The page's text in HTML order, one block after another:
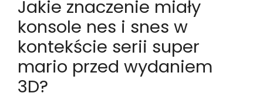
Jakie znaczenie miały
konsole nes i snes w
kontekście serii super
mario przed wydaniem
3D?